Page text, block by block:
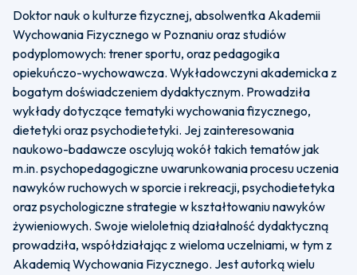
Doktor nauk o kulturze fizycznej, absolwentka Akademii
Wychowania Fizycznego w Poznaniu oraz studiów
podyplomowych: trener sportu, oraz pedagogika
opiekuńczo-wychowawcza. Wykładowczyni akademicka z
bogatym doświadczeniem dydaktycznym. Prowadziła
wykłady dotyczące tematyki wychowania fizycznego,
dietetyki oraz psychodietetyki. Jej zainteresowania
naukowo-badawcze oscylują wokół takich tematów jak
m.in. psychopedagogiczne uwarunkowania procesu uczenia
nawyków ruchowych w sporcie i rekreacji, psychodietetyka
oraz psychologiczne strategie w kształtowaniu nawyków
żywieniowych. Swoje wieloletnią działalność dydaktyczną
prowadziła, współdziałając z wieloma uczelniami, w tym z
Akademią Wychowania Fizycznego. Jest autorką wielu